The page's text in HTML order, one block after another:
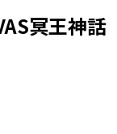
冥王神話